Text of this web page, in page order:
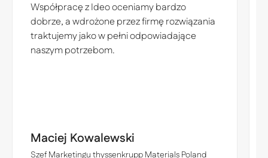
Współpracę z Ideo oceniamy bardzo
dobrze, a wdrożone przez firmę rozwiązania
traktujemy jako w pełni odpowiadające
naszym potrzebom.
Maciej Kowalewski
Szef Marketingu thyssenkrupp Materials Poland